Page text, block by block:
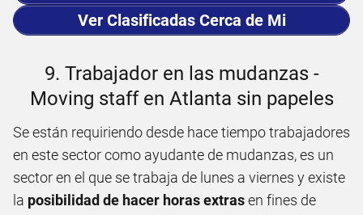
Ver Clasificadas Cerca de Mi
9. Trabajador en las mudanzas -
Moving staff en Atlanta sin papeles
Se están requiriendo desde hace tiempo trabajadores
en este sector como ayudante de mudanzas, es un
sector en el que se trabaja de lunes a viernes y existe
la posibilidad de hacer horas extrasen fines de